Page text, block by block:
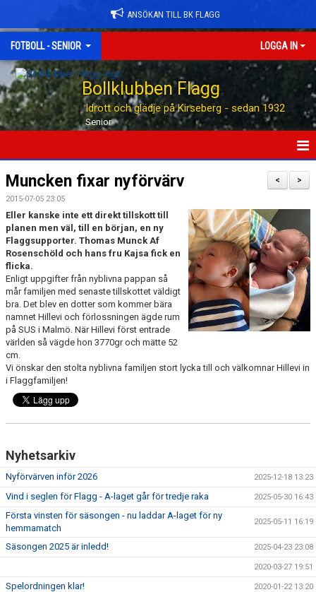
ANSÖKAN TILL BK FLAGG
FOTBOLL - SENIOR LOGGA IN
Bollklubben Flagg
Idrott och glädje på Kirseberg - sedan 1932
Senior
HEM
NYHETER
TABELLEN
KALENDER
MATCHER
TRUPPEN
NYFÖRVÄRV
SPELARRÅD
>
<
Muncken fixar nyförvärv
2015-07-05 23:05
Eller kanske inte ett direkt tillskott till
planen men väl, till en början, en ny
Flaggsupporter. Thomas Munck Af
Rosenschöld och hans fru Kajsa fick en
flicka.
Enligt uppgifter från nyblivna pappan så
mår familjen med senaste tillskottet väldigt
bra. Det blev en dotter som kommer bära
namnet Hillevi och förlossningen ägde rum
på SUS i Malmö. När Hillevi först entrade
världen så vägde hon 3770gr och mätte 52
cm.
Vi önskar den stolta nyblivna familjen stort lycka till och välkomnar Hillevi in
i Flaggfamiljen!
Nyhetsarkiv
Nyförvärven inför 2026 2025-12-18 13:23
Vind i seglen för Flagg - A-laget går för tredje raka 2025-05-30 16:43
Första vinsten för säsongen - nu laddar A-laget för ny
hemmamatch
2025-05-11 16:19
Säsongen 2025 är inledd! 2025-04-23 23:08
2020-03-27 19:51
Spelordningen klar! 2020-01-22 13:20